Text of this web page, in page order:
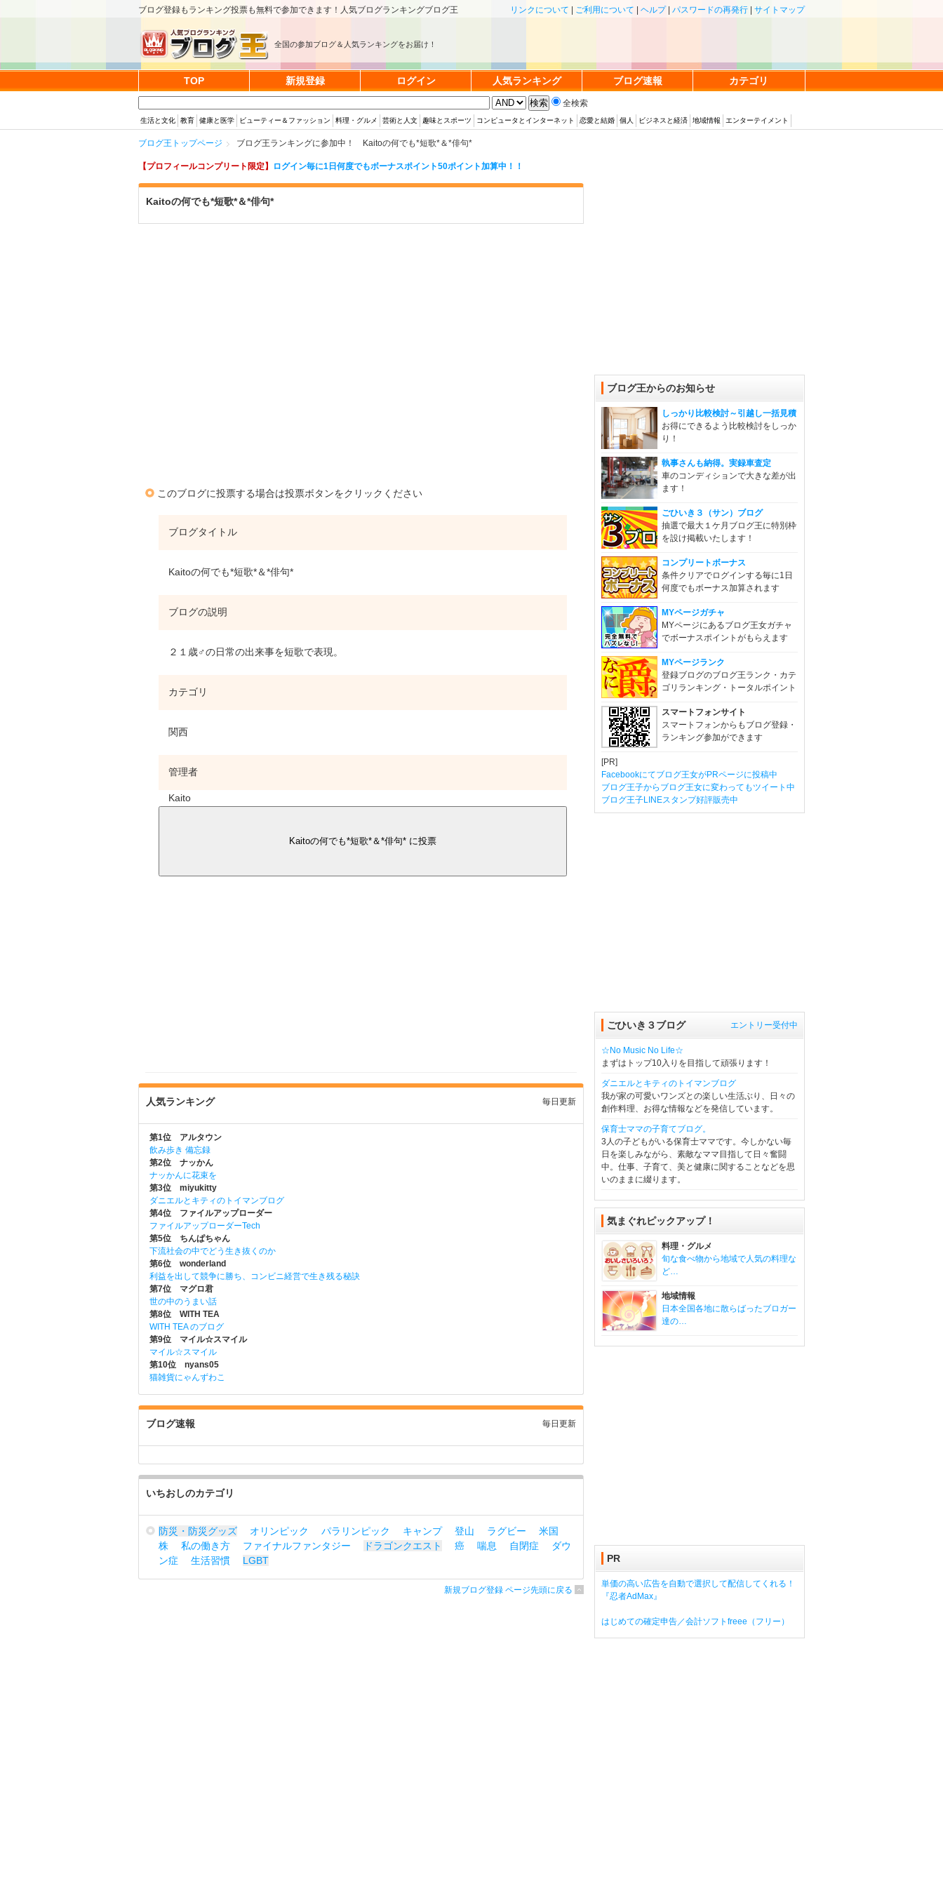
ブログ登録もランキング投票も無料で参加できます！人気ブログランキングブログ王 リンクについて ご利用について ヘルプ| パスワードの再発行 サイトマップ
全国の参加ブログ＆人気ランキングをお届け！
TOP 新規登録 ログイン 人気ランキング ブログ速報 カテゴリ
全検索
生活と文化 教育 健康と医学 ビューティー＆ファッション 料理・グルメ 芸術と人文 趣味とスポーツ コンピュータとインターネット 恋愛と結婚 個人 ビジネスと経済 地域情報 エンターテイメント
ブログ王トップページ ブログ王ランキングに参加中！ Kaitoの何でも*短歌*＆*俳句*
【プロフィールコンプリート限定】 ログイン毎に1日何度でもボーナスポイント50ポイント加算中！！
Kaitoの何でも*短歌*＆*俳句*
このブログに投票する場合は投票ボタンをクリックください
ブログタイトル
Kaitoの何でも*短歌*＆*俳句*
ブログの説明
２１歳♂の日常の出来事を短歌で表現。
カテゴリ
関西
管理者
Kaito
人気ランキング 毎日更新
第1位 アルタウン
飲み歩き 備忘録
第2位 ナッかん
ナッかんに花束を
第3位 miyukitty
ダニエルとキティのトイマンブログ
第4位 ファイルアップローダー
ファイルアップローダーTech
第5位 ちんぱちゃん
下流社会の中でどう生き抜くのか
第6位 wonderland
利益を出して競争に勝ち、コンビニ経営で生き残る秘訣
第7位 マグロ君
世の中のうまい話
第8位 WITH TEA
WITH TEA のブログ
第9位 マイル☆スマイル
マイル☆スマイル
第10位 nyans05
猫雑貨にゃんずわこ
ブログ速報 毎日更新
いちおしのカテゴリ
防災・防災グッズ オリンピック パラリンピック キャンプ 登山 ラグビー
米国
株
私の働き方 ファイナルファンタジー ドラゴンクエスト 癌 喘息 自閉症
ダウ
ン症
生活習慣 LGBT
新規ブログ登録 ページ先頭に戻る
ブログ王からのお知らせ
しっかり比較検討～引越し一括見積
お得にできるよう比較検討をしっか
り！
執事さんも納得。実録車査定
車のコンディションで大きな差が出
ます！
ごひいき３（サン）ブログ
抽選で最大１ケ月ブログ王に特別枠
を設け掲載いたします！
コンプリートボーナス
条件クリアでログインする毎に1日
何度でもボーナス加算されます
MYページガチャ
MYページにあるブログ王女ガチャ
でボーナスポイントがもらえます
MYページランク
登録ブログのブログ王ランク・カテ
ゴリランキング・トータルポイント
スマートフォンサイト
スマートフォンからもブログ登録・
ランキング参加ができます
[PR]
Facebookにてブログ王女がPRページに投稿中
ブログ王子からブログ王女に変わってもツイート中
ブログ王子LINEスタンプ好評販売中
エントリー受付中
ごひいき３ブログ
☆No Music No Life☆
まずはトップ10入りを目指して頑張ります！
ダニエルとキティのトイマンブログ
我が家の可愛いワンズとの楽しい生活ぶり、日々の
創作料理、お得な情報などを発信しています。
保育士ママの子育てブログ。
3人の子どもがいる保育士ママです。今しかない毎
日を楽しみながら、素敵なママ目指して日々奮闘
中。仕事、子育て、美と健康に関することなどを思
いのままに綴ります。
気まぐれピックアップ！
料理・グルメ
旬な食べ物から地域で人気の料理な
ど…
地域情報
日本全国各地に散らばったブロガー
達の…
PR
単価の高い広告を自動で選択して配信してくれる！
『忍者AdMax』
はじめての確定申告／会計ソフトfreee（フリー）